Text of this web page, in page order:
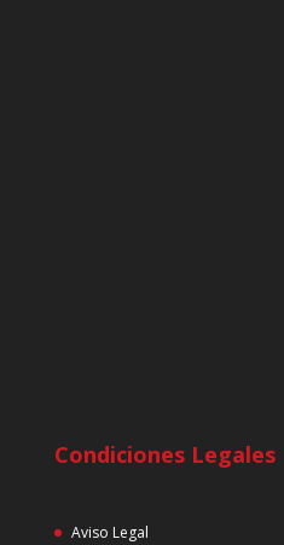
Condiciones Legales
Aviso Legal